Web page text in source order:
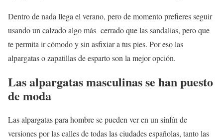
Dentro de nada llega el verano, pero de momento prefieres seguir
usando un calzado algo más cerrado que las sandalias, pero que
te permita ir cómodo y sin asfixiar a tus pies. Por eso las
alpargatas o zapatillas de esparto son la mejor opción.
Las alpargatas masculinas se han puesto
de moda
Las alpargatas para hombre se pueden ver en un sinfín de
versiones por las calles de todas las ciudades españolas, tanto las